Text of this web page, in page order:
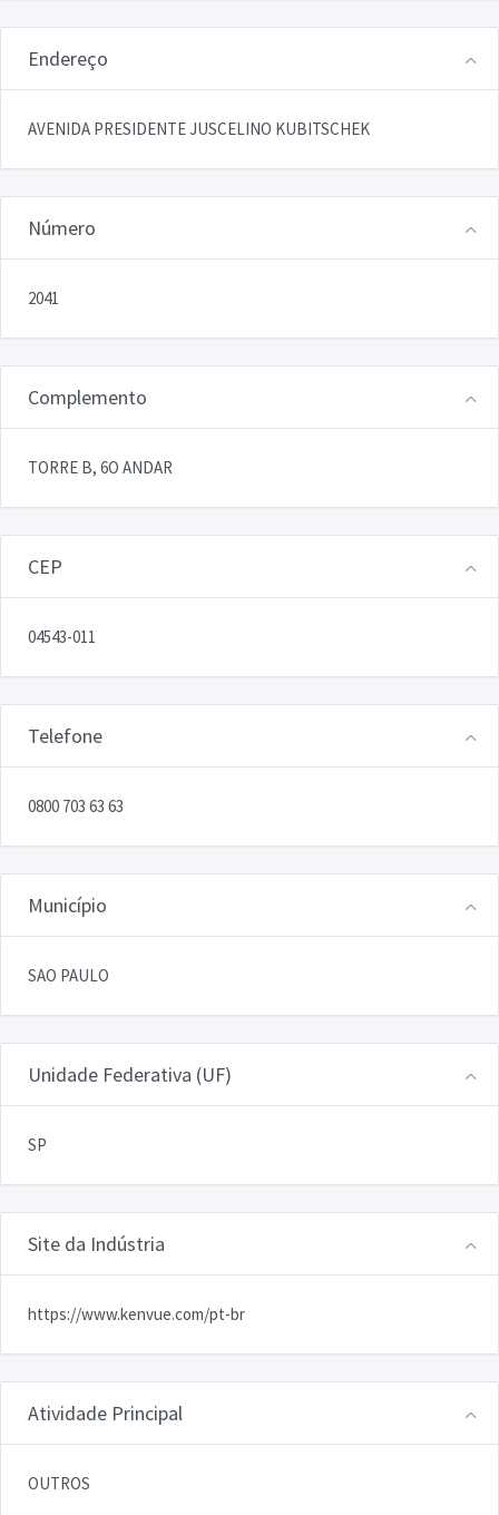
Endereço
AVENIDA PRESIDENTE JUSCELINO KUBITSCHEK
Número
2041
Complemento
TORRE B, 6O ANDAR
CEP
04543-011
Telefone
0800 703 63 63
Município
SAO PAULO
Unidade Federativa (UF)
SP
Site da Indústria
https://www.kenvue.com/pt-br
Atividade Principal
OUTROS